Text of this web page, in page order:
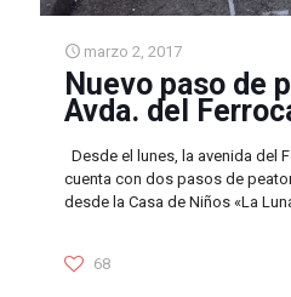
marzo 2, 2017
Nuevo paso de
Avda. del
Desde el lunes, la avenida del
cuenta con dos pasos de
desde la Casa de Niños «La
68